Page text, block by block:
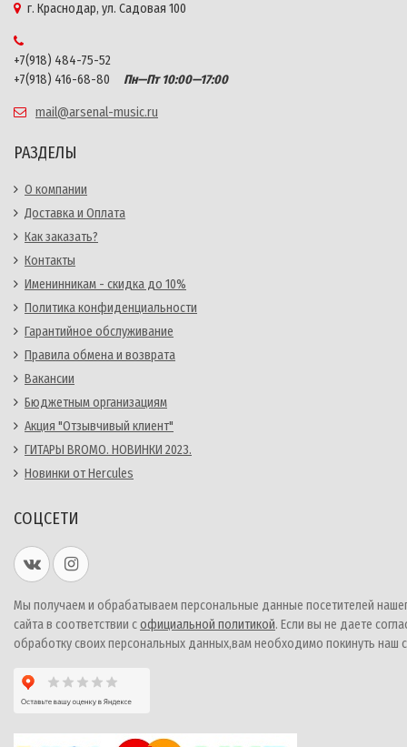
г. Краснодар, ул. Садовая 100
+7(918) 484-75-52
+7(918) 416-68-80
Пн—Пт 10:00—17:00
mail@arsenal-music.ru
РАЗДЕЛЫ
О компании
Доставка и Оплата
Как заказать?
Контакты
Именинникам - скидка до 10%
Политика конфиденциальности
Гарантийное обслуживание
Правила обмена и возврата
Вакансии
Бюджетным организациям
Акция "Отзывчивый клиент"
ГИТАРЫ BROMO. НОВИНКИ 2023.
Новинки от Hercules
СОЦСЕТИ
Мы получаем и обрабатываем персональные данные посетителей
сайта в соответствии софициальной политикой. Если вы не даете
обработку своих персональных данных,вам необходимо покинуть наш